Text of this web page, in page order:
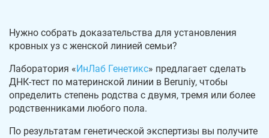
Нужно собрать доказательства для установления
кровных уз с женской линией семьи?
Лаборатория « ИнЛаб Генетикс» предлагает сделать
ДНК-тест по материнской линии в Beruniy, чтобы
определить степень родства с двумя, тремя или более
родственниками любого пола.
По результатам генетической экспертизы вы получите